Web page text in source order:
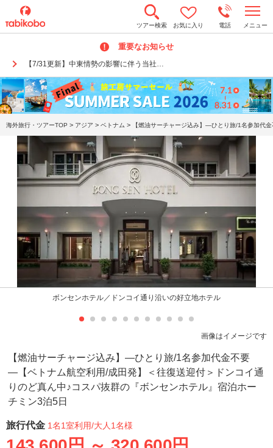
ツアー検索 お気に入り 電話 メニュー
重要なお知らせ
【7/31更新】中東情勢の影響に伴う当社…
o
n
a
v
i
g
a
t
o
海外旅行・ツアーTOP > アジア > ベトナム > 【燃油サーチャージ込み】―ひとり旅/1名参加代
ボンセンホテル／ドンコイ通り沿いの好立地ホテル
画像はイメージです
【燃油サーチャージ込み】―ひとり旅/1名参加代金不要
―【ベトナム航空利用/成田発】＜往復送迎付＞ドンコイ通
りのど真ん中♪コスパ抜群の『ボンセンホテル』宿泊ホー
チミン3泊5日
旅行代金 1名1室利用/大人1名様